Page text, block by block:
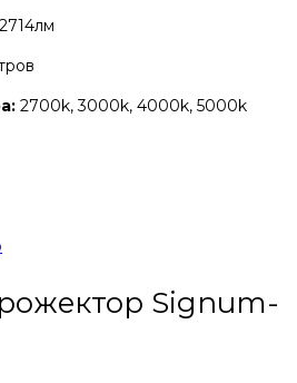
2700k, 3000k, 4000k, 5000k
Signum-